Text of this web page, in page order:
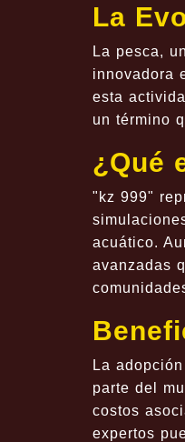
La
La pesca,
innovadora
esta
un término
¿Qué
"kz 999"
acuático.
avanzadas
La
parte del
costos
expertos